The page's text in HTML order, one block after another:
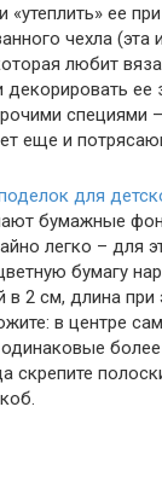
«утеплить» ее
чехла (эта
любит
декорировать ее
специями
еще и
для
бумажные
легко – для
бумагу
2 см, длина
в центре
скрепите